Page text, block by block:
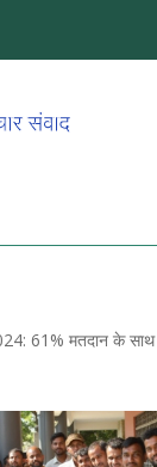
61% मतदान के